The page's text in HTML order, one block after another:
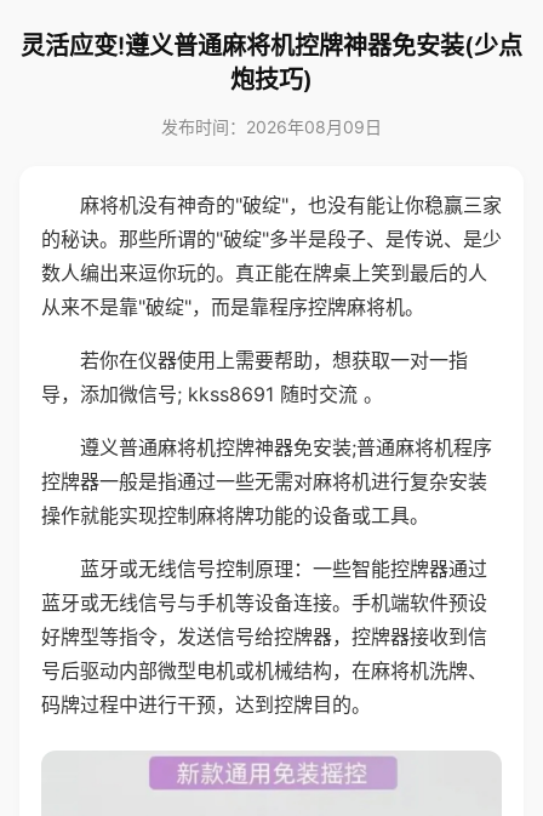
灵活应变!遵义普通麻将机控牌神器免安装(少点
炮技巧)
发布时间：2026年08月09日
麻将机没有神奇的"破绽"，也没有能让你稳赢三家
的秘诀。那些所谓的"破绽"多半是段子、是传说、是少
数人编出来逗你玩的。真正能在牌桌上笑到最后的人
从来不是靠"破绽"，而是靠程序控牌麻将机。
若你在仪器使用上需要帮助，想获取一对一指
导，添加微信号; kkss8691 随时交流 。
遵义普通麻将机控牌神器免安装;普通麻将机程序
控牌器一般是指通过一些无需对麻将机进行复杂安装
操作就能实现控制麻将牌功能的设备或工具。
蓝牙或无线信号控制原理：一些智能控牌器通过
蓝牙或无线信号与手机等设备连接。手机端软件预设
好牌型等指令，发送信号给控牌器，控牌器接收到信
号后驱动内部微型电机或机械结构，在麻将机洗牌、
码牌过程中进行干预，达到控牌目的。